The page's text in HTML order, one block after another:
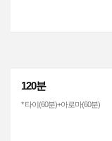
120분
* 타이(60분)+아로마(60분)